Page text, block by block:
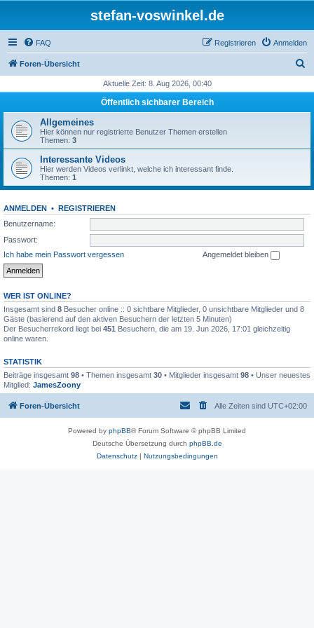
stefan-voswinkel.de
FAQ Anmelden
Registrieren
Foren-Übersicht
h
Aktuelle Zeit: 8. Aug 2026, 00:40
Öffentlich sichbarer Bereich
Allgemeines
Hier können nur registrierte Benutzer Themen erstellen
Themen: 3
Interessante Videos
Hier werden Videos verlinkt, welche ich interessant finde.
Themen: 1
ANMELDEN • REGISTRIEREN
Benutzername:
Passwort:
Ich habe mein Passwort vergessen
Angemeldet bleiben
WER IST ONLINE?
Insgesamt sind 8 Besucher online :: 0 sichtbare Mitglieder, 0 unsichtbare Mitglieder und 8
Gäste (basierend auf den aktiven Besuchern der letzten 5 Minuten)
Der Besucherrekord liegt bei 451 Besuchern, die am 19. Jun 2026, 17:01 gleichzeitig
online waren.
STATISTIK
Beiträge insgesamt 98 • Themen insgesamt 30 • Mitglieder insgesamt 98 • Unser neuestes
Mitglied: JamesZoony
Foren-Übersicht Alle Zeiten sind UTC+02:00
Powered by phpBB® Forum Software © phpBB Limited
Deutsche Übersetzung durch phpBB.de
Datenschutz| Nutzungsbedingungen